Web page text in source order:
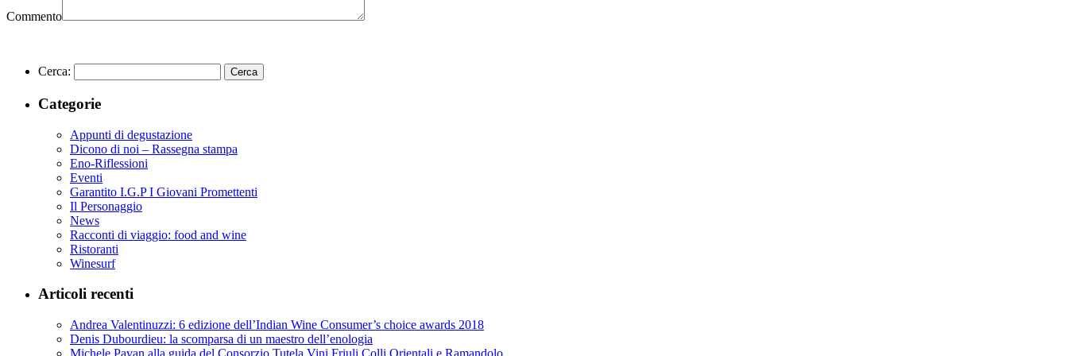
Commento
Cerca:
Categorie
Appunti di degustazione
Dicono di noi – Rassegna stampa
Eno-Riflessioni
Eventi
Garantito I.G.P I Giovani Promettenti
Il Personaggio
News
Racconti di viaggio: food and wine
Ristoranti
Winesurf
Articoli recenti
Andrea Valentinuzzi: 6 edizione dell’Indian Wine Consumer’s choice awards 2018
Denis Dubourdieu: la scomparsa di un maestro dell’enologia